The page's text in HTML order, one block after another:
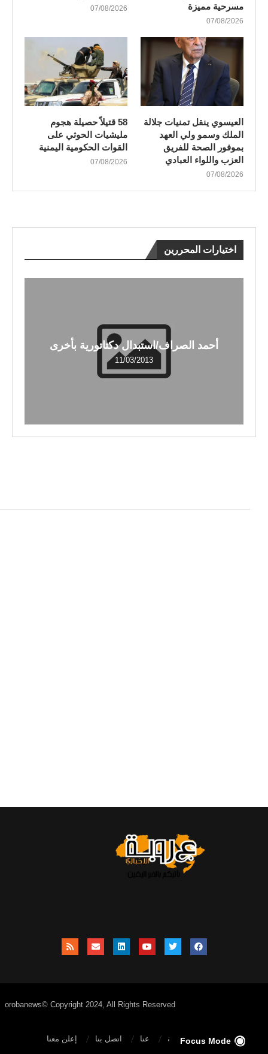
مسرحية مميزة
07/08/2026
07/08/2026
العيسوي ينقل تمنيات جلالة
الملك وسمو ولي العهد
بموفور الصحة للفريق
العزب واللواء العبادي
07/08/2026
58 قتيلاً حصيلة هجوم
مليشيات الحوثي على
القوات الحكومية اليمنية
07/08/2026
اختيارات المحررين
أحمد الصراف/استبدال دكتاتورية بأخرى
11/03/2013
orobanews© Copyright 2024, All Rights Reserved
الصفحة الرئيسية عنا اتصل بنا إعلن معنا Focus Mode